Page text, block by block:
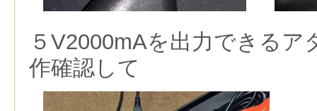
５V2000mAを出力できるア
作確認して